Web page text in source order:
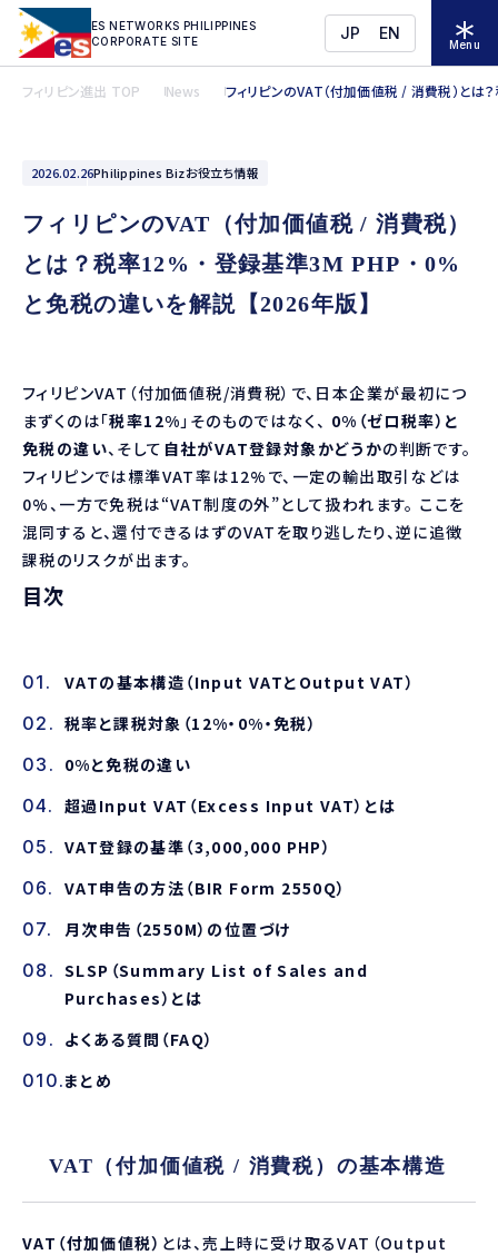
ES NETWORKS PHILIPPINES
CORPORATE SITE
JP EN
Menu
フィリピン進出 TOP News フィリピンのVAT（付加価値税 / 消費税）とは
2026.02.26Philippines Bizお役立ち情報
フィリピンのVAT（付加価値税 / 消費税）
とは？税率12%・登録基準3M PHP・0%
と免税の違いを解説【2026年版】
フィリピンVAT（付加価値税/消費税）で、日本企業が最初につ
まずくのは「税率12%」そのものではなく、 0%（ゼロ税率）と
免税の違い、そして 自社がVAT登録対象かどうかの判断です。
フィリピンでは標準VAT率は12%で、一定の輸出取引などは
0%、一方で免税は“VAT制度の外”として扱われます。 ここを
混同すると、還付できるはずのVATを取り逃したり、逆に追徴
課税のリスクが出ます。
目次
VATの基本構造（Input VATとOutput VAT）
税率と課税対象（12%・0%・免税）
0%と免税の違い
超過Input VAT（Excess Input VAT）とは
VAT登録の基準（3,000,000 PHP）
VAT申告の方法（BIR Form 2550Q）
月次申告（2550M）の位置づけ
SLSP（Summary List of Sales and
Purchases）とは
よくある質問（FAQ）
まとめ
VAT（付加価値税 / 消費税）の基本構造
VAT（付加価値税） とは、売上時に受け取るVAT（Output